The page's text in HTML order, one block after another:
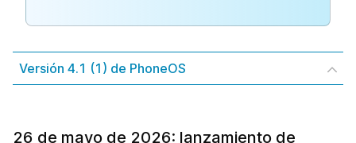
Versión 4.1 (1) de PhoneOS
26 de mayo de 2026: lanzamiento de